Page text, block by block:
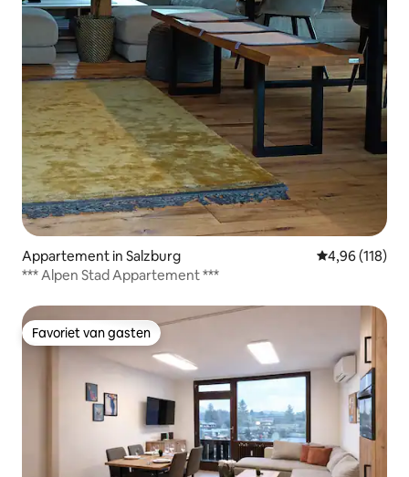
Appartement in Salzburg Gemiddelde
4,96 (118)
*** Alpen Stad Appartement ***
Favoriet van gasten
Favoriet van gasten